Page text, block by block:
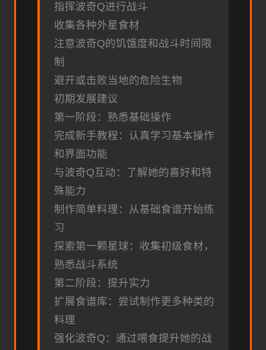
指挥波奇Q进行战斗
收集各种外星食材
注意波奇Q的饥饿度和战斗时间限
制
避开或击败当地的危险生物
初期发展建议
第一阶段：熟悉基础操作
完成新手教程：认真学习基本操作
和界面功能
与波奇Q互动：了解她的喜好和特
殊能力
制作简单料理：从基础食谱开始练
习
探索第一颗星球：收集初级食材，
熟悉战斗系统
第二阶段：提升实力
扩展食谱库：尝试制作更多种类的
料理
强化波奇Q：通过喂食提升她的战